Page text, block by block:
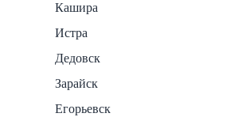
Кашира
Истра
Дедовск
Зарайск
Егорьевск